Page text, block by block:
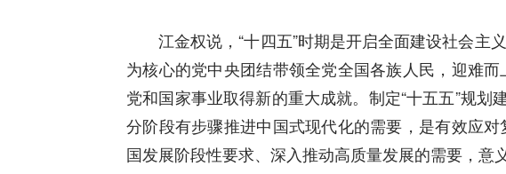
江金权说，“十四五”时期是开启全面建设社会主
为核心的党中央团结带领全党全国各族人民，迎难
党和国家事业取得新的重大成就。制定“十五五”规划
分阶段有步骤推进中国式现代化的需要，是有效应
国发展阶段性要求、深入推动高质量发展的需要，意义